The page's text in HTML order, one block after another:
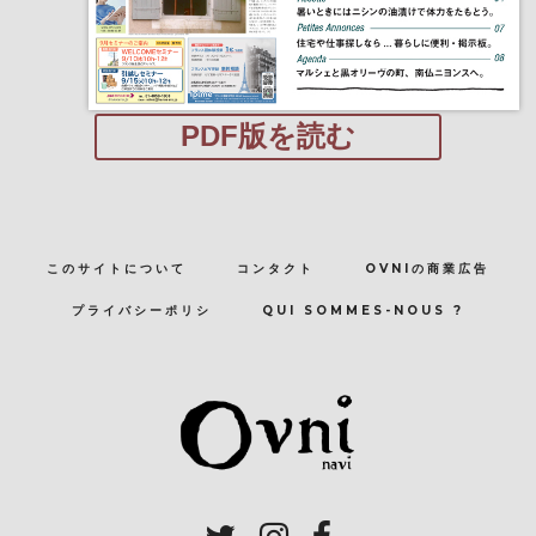
PDF版を読む
このサイトについて コンタクト OVNIの商業広告
プライバシーポリシ QUI SOMMES-NOUS ?